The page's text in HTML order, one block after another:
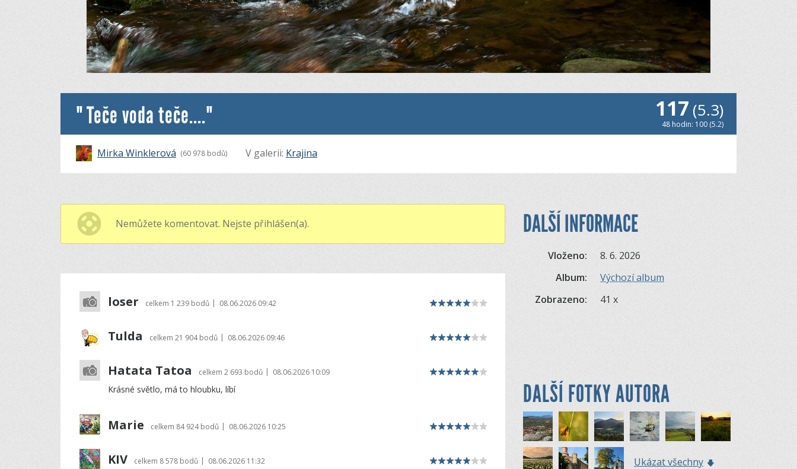
" Teče voda teče...." 117 (5.3)
48 hodin: 100 (5.2)
Mirka Winklerová (60 978 bodů) V galerii: Krajina
Nemůžete komentovat. Nejste přihlášen(a).
loser celkem 1 239 bodů | 08.06.2026 09:42
Tulda celkem 21 904 bodů | 08.06.2026 09:46
Hatata Tatoa celkem 2 693 bodů | 08.06.2026 10:09
Krásné světlo, má to hloubku, líbí
Marie celkem 84 924 bodů | 08.06.2026 10:25
KIV celkem 8 578 bodů | 08.06.2026 11:32
DALŠÍ INFORMACE
Vloženo:
8. 6. 2026
Album:
Výchozí album
Zobrazeno:
41 x
DALŠÍ FOTKY AUTORA
Ukázat všechny